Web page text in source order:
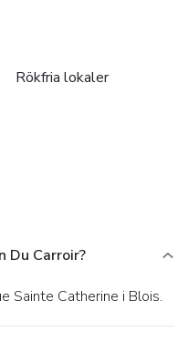
Rökfria lokaler
Du Carroir?
Sainte Catherine i Blois.